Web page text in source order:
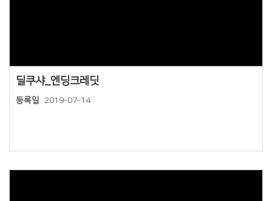
딜쿠샤_엔딩크레딧
등록일 2019-07-14